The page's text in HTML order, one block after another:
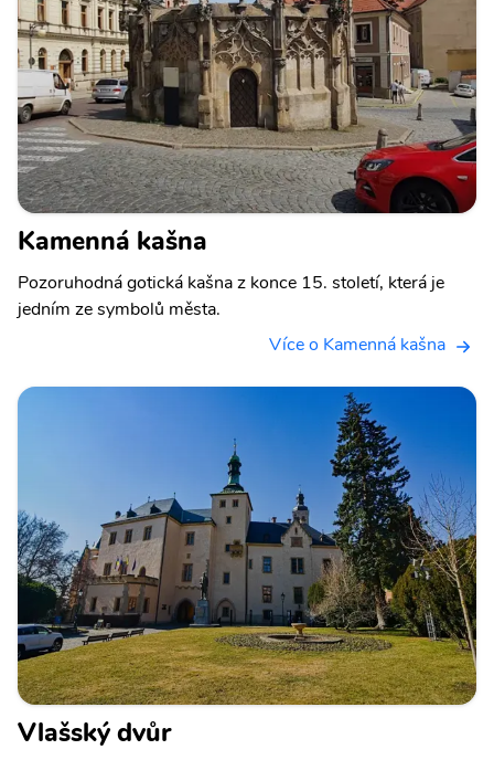
Kamenná kašna
Pozoruhodná gotická kašna z konce 15. století, která je
jedním ze symbolů města.
Více o Kamenná kašna
Vlašský dvůr